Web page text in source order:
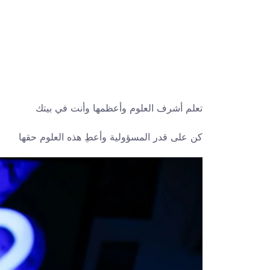
تعلم أشرف العلوم وأعظمها وأنت في بيتك
كن على قدر المسؤولية وأعطِ هذه العلوم حقها